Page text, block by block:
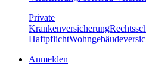
Private
Krankenversicherung
Haftpflicht
Anmelden